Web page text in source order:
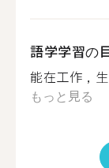
語学学習の
能在工作，
もっと見る